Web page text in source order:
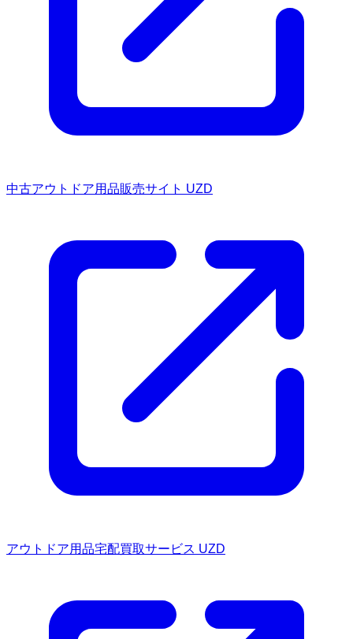
中古アウトドア用品販売サイト UZD
アウトドア用品宅配買取サービス UZD